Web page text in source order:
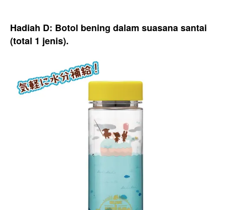
Hadiah D: Botol bening dalam suasana santai
(total 1 jenis).